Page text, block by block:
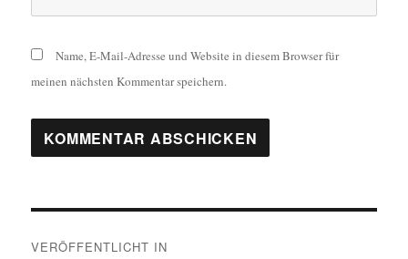
Name, E-Mail-Adresse und Website in diesem Browser für
meinen nächsten Kommentar speichern.
VERÖFFENTLICHT IN